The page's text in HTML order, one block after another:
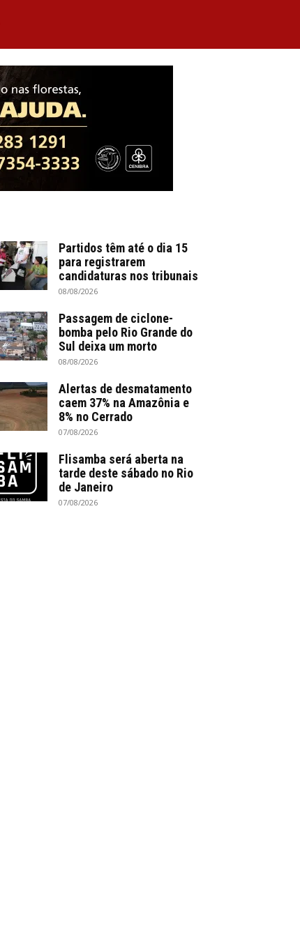
Partidos têm até o dia 15
para registrarem
candidaturas nos tribunais
08/08/2026
Passagem de ciclone-
bomba pelo Rio Grande do
Sul deixa um morto
08/08/2026
Alertas de desmatamento
caem 37% na Amazônia e
8% no Cerrado
07/08/2026
Flisamba será aberta na
tarde deste sábado no Rio
de Janeiro
07/08/2026